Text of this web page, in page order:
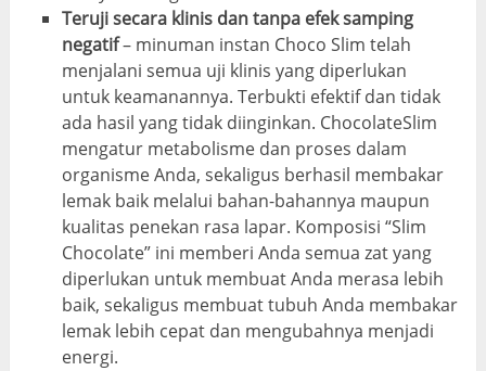
Teruji secara klinis dan tanpa efek samping
negatif– minuman instan Choco Slim telah
menjalani semua uji klinis yang diperlukan
untuk keamanannya. Terbukti efektif dan tidak
ada hasil yang tidak diinginkan. ChocolateSlim
mengatur metabolisme dan proses dalam
organisme Anda, sekaligus berhasil membakar
lemak baik melalui bahan-bahannya maupun
kualitas penekan rasa lapar. Komposisi “Slim
Chocolate” ini memberi Anda semua zat yang
diperlukan untuk membuat Anda merasa lebih
baik, sekaligus membuat tubuh Anda membakar
lemak lebih cepat dan mengubahnya menjadi
energi.